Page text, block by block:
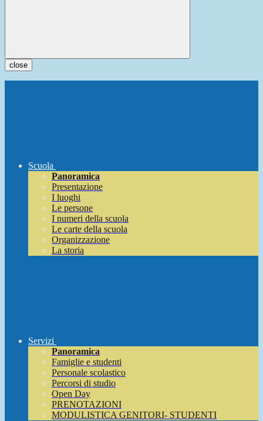
close
Scuola
Panoramica
Presentazione
I luoghi
Le persone
I numeri della scuola
Le carte della scuola
Organizzazione
La storia
Servizi
Panoramica
Famiglie e studenti
Personale scolastico
Percorsi di studio
Open Day
PRENOTAZIONI
MODULISTICA GENITORI- STUDENTI